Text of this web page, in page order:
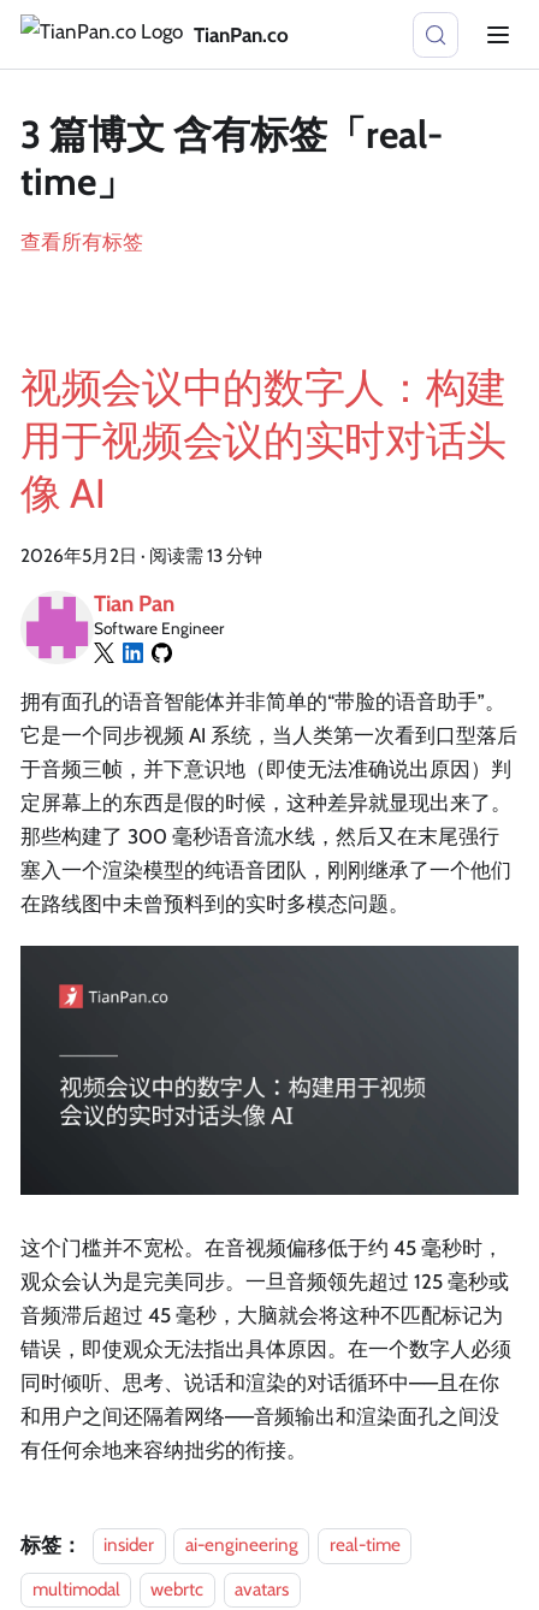
TianPan.co
3 篇博文 含有标签「real-
time」
查看所有标签
视频会议中的数字人：构建
用于视频会议的实时对话头
像 AI
2026年5月2日 · 阅读需 13 分钟
Tian Pan
Software Engineer
拥有面孔的语音智能体并非简单的“带脸的语音助手”。
它是一个同步视频 AI 系统，当人类第一次看到口型落后
于音频三帧，并下意识地（即使无法准确说出原因）判
定屏幕上的东西是假的时候，这种差异就显现出来了。
那些构建了 300 毫秒语音流水线，然后又在末尾强行
塞入一个渲染模型的纯语音团队，刚刚继承了一个他们
在路线图中未曾预料到的实时多模态问题。
这个门槛并不宽松。在音视频偏移低于约 45 毫秒时，
观众会认为是完美同步。一旦音频领先超过 125 毫秒或
音频滞后超过 45 毫秒，大脑就会将这种不匹配标记为
错误，即使观众无法指出具体原因。在一个数字人必须
同时倾听、思考、说话和渲染的对话循环中——且在你
和用户之间还隔着网络——音频输出和渲染面孔之间没
有任何余地来容纳拙劣的衔接。
标签： insider ai-engineering
real-time
multimodal
webrtc avatars